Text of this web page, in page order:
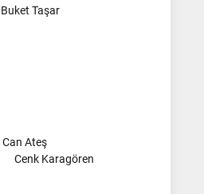
Buket Taşar
Can Ateş
Cenk Karagören